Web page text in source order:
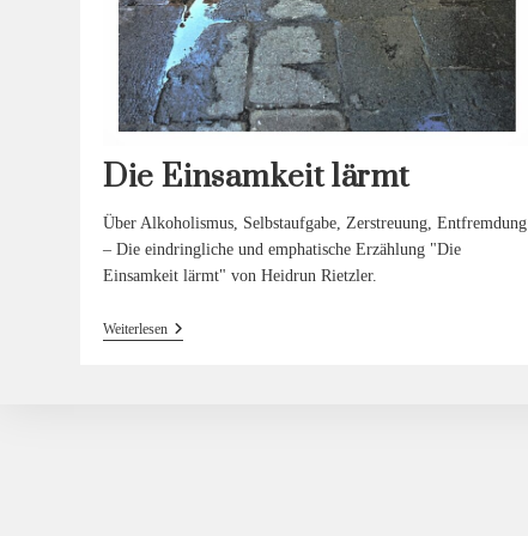
Die Einsamkeit lärmt
Über Alkoholismus, Selbstaufgabe, Zerstreuung, Entfremdung
– Die eindringliche und emphatische Erzählung "Die
Einsamkeit lärmt" von Heidrun Rietzler.
WeiterlesenDie
Einsamkeit